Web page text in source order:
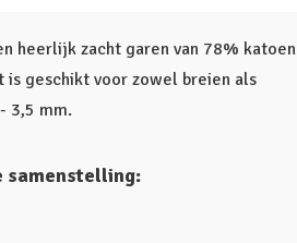
heerlijk zacht garen van 78% katoen
is geschikt voor zowel breien als
3,5 mm.
samenstelling: